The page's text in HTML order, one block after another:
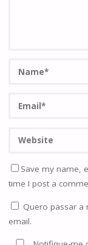
Save my name,
time I post a
Quero passar a
email.